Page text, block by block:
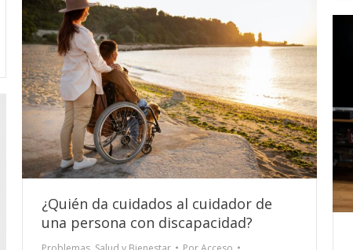
¿Quién da cuidados al cuidador de
una persona con discapacidad?